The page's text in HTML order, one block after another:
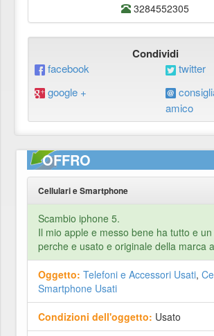
3284552305
Condividi
facebook
twitter
google +
amico
OFFRO
Cellulari e Smartphone
Scambio iphone 5.
Il mio apple e messo bene ha tutto e
perche e usato e originale della marca
Oggetto: Telefoni e Accessori Usati,
Smartphone Usati
Condizioni dell'oggetto: Usato